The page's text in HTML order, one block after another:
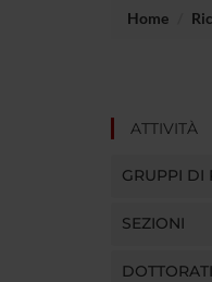
Home
ATTIVITÀ
GRUPPI DI
SEZIONI